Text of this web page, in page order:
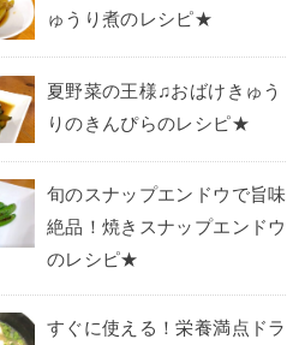
ゅうり煮のレシピ★
夏野菜の王様♫おばけきゅう
りのきんぴらのレシピ★
旬のスナップエンドウで旨味
絶品！焼きスナップエンドウ
のレシピ★
すぐに使える！栄養満点ドラ